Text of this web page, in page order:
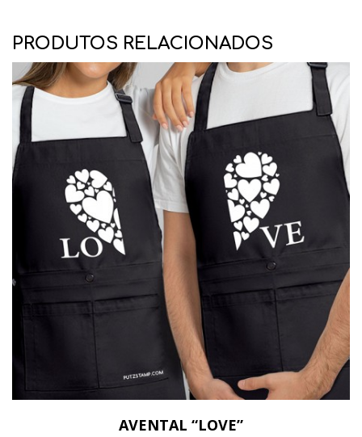
PRODUTOS RELACIONADOS
AVENTAL “LOVE”